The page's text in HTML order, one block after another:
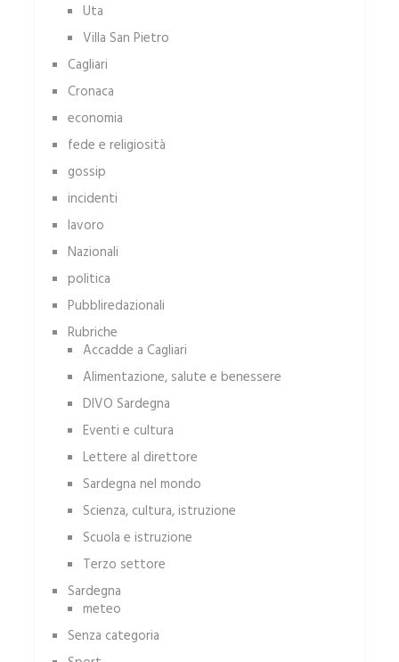
Uta
Villa San Pietro
Cagliari
Cronaca
economia
fede e religiosità
gossip
incidenti
lavoro
Nazionali
politica
Pubbliredazionali
Rubriche
Accadde a Cagliari
Alimentazione, salute e benessere
DIVO Sardegna
Eventi e cultura
Lettere al direttore
Sardegna nel mondo
Scienza, cultura, istruzione
Scuola e istruzione
Terzo settore
Sardegna
meteo
Senza categoria